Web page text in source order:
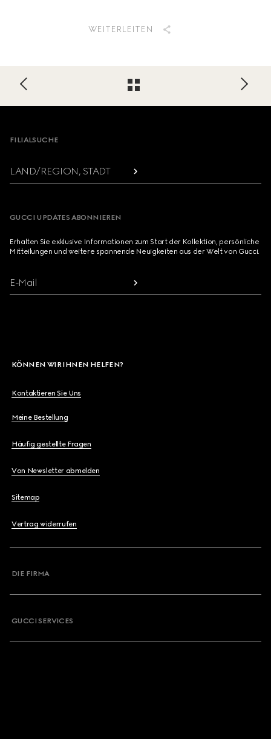
WEITERLEITEN
Footer
FILIALSUCHE
LAND/REGION, STADT
GUCCI UPDATES ABONNIEREN
Erhalten Sie exklusive Informationen zum Start der Kollektion, persönliche
Mitteilungen und weitere spannende Neuigkeiten aus der Welt von Gucci.
E-Mail
KÖNNEN WIR IHNEN HELFEN?
Kontaktieren Sie Uns
Meine Bestellung
Häufig gestellte Fragen
Von Newsletter abmelden
Sitemap
Vertrag widerrufen
DIE FIRMA
GUCCI SERVICES